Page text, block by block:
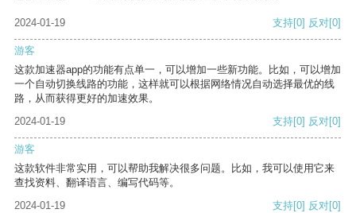
2024-01-19 支持[0] 反对[0]
游客
这款加速器app的功能有点单一，可以增加一些新功能。比如，可以增加
一个自动切换线路的功能，这样就可以根据网络情况自动选择最优的线
路，从而获得更好的加速效果。
2024-01-19
支持[0] 反对[0]
游客
这款软件非常实用，可以帮助我解决很多问题。比如，我可以使用它来
查找资料、翻译语言、编写代码等。
2024-01-19
支持[0] 反对[0]